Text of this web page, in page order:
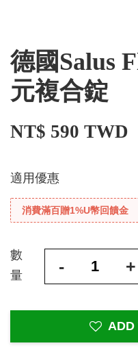
德國Salus
元複合錠
NT$ 590 TWD
適用優惠
消費滿百贈1%U幣回饋金
數
量
- +
ADD